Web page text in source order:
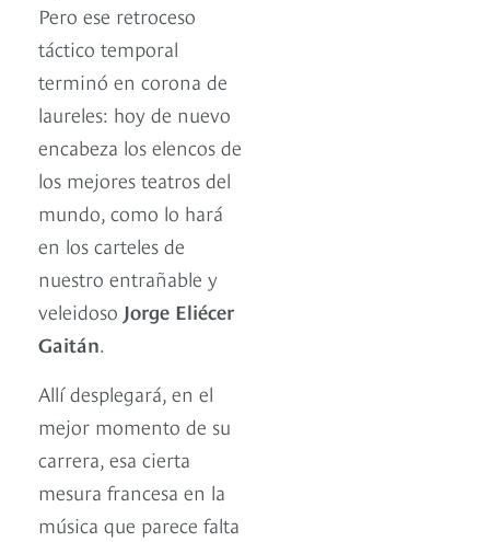
Pero ese retroceso
táctico temporal
terminó en corona de
laureles: hoy de nuevo
encabeza los elencos de
los mejores teatros del
mundo, como lo hará
en los carteles de
nuestro entrañable y
veleidoso Jorge Eliécer
Gaitán.
Allí desplegará, en el
mejor momento de su
carrera, esa cierta
mesura francesa en la
música que parece falta